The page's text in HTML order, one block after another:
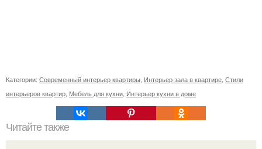
Категории: Современный интерьер квартиры, Интерьер зала в квартире, Стили
интерьеров квартир, Мебель для кухни, Интерьер кухни в доме
Читайте также